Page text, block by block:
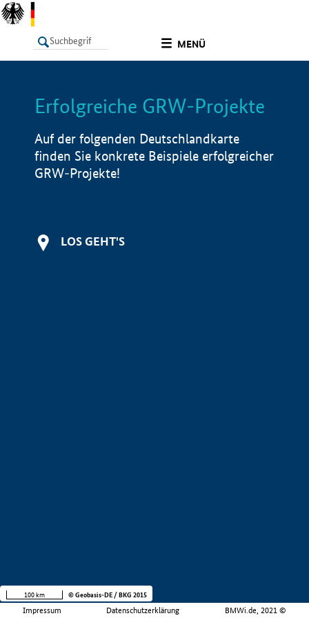
MENÜ
LISTE Info
Erfolgreiche GRW-Projekte
Auf der folgenden Deutschlandkarte
finden Sie konkrete Beispiele erfolgreicher
GRW-Projekte!
LOS GEHT'S
Impressum Datenschutzerklärung BMWi.de, 2021 ©
100 km © Geobasis-DE / BKG 2015